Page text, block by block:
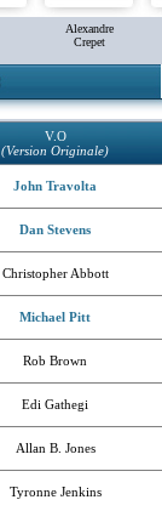
Alexandre
Crepet
V.O
(Version Originale)
John Travolta
Dan Stevens
Christopher Abbott
Michael Pitt
Rob Brown
Edi Gathegi
Allan B. Jones
Tyronne Jenkins